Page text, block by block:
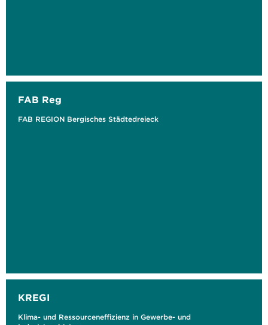
FAB Reg
FAB REGION Bergisches Städtedreieck
KREGI
Klima- und Ressourceneffizienz in Gewerbe- und